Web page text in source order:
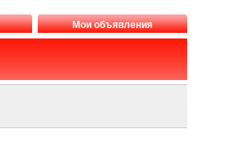
Мои объявления